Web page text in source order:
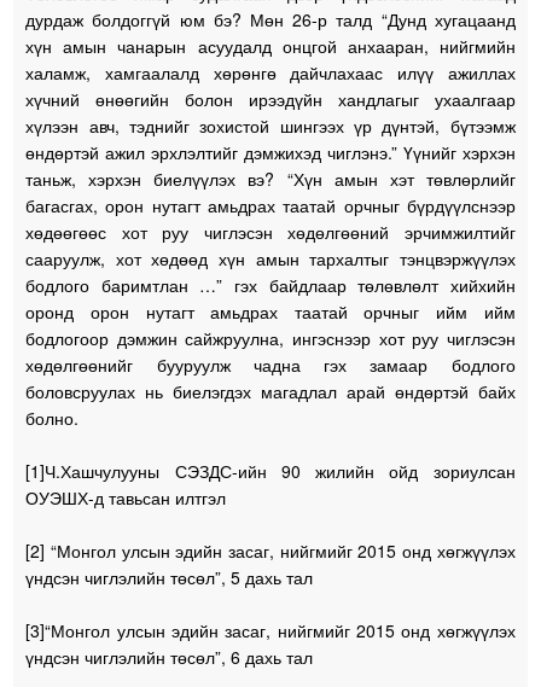
дурдаж болдоггүй юм бэ? Мөн 26-р талд “Дунд хугацаанд
хүн амын чанарын асуудалд онцгой анхааран, нийгмийн
халамж, хамгаалалд хөрөнгө дайчлахаас илүү ажиллах
хүчний өнөөгийн болон ирээдүйн хандлагыг ухаалгаар
хүлээн авч, тэднийг зохистой шингээх үр дүнтэй, бүтээмж
өндөртэй ажил эрхлэлтийг дэмжихэд чиглэнэ.” Үүнийг хэрхэн
таньж, хэрхэн биелүүлэх вэ? “Хүн амын хэт төвлөрлийг
багасгах, орон нутагт амьдрах таатай орчныг бүрдүүлснээр
хөдөөгөөс хот руу чиглэсэн хөдөлгөөний эрчимжилтийг
сааруулж, хот хөдөөд хүн амын тархалтыг тэнцвэржүүлэх
бодлого баримтлан …” гэх байдлаар төлөвлөлт хийхийн
оронд орон нутагт амьдрах таатай орчныг ийм ийм
бодлогоор дэмжин сайжруулна, ингэснээр хот руу чиглэсэн
хөдөлгөөнийг бууруулж чадна гэх замаар бодлого
боловсруулах нь биелэгдэх магадлал арай өндөртэй байх
болно.
[1]Ч.Хашчулууны СЭЗДС-ийн 90 жилийн ойд зориулсан
ОУЭШХ-д тавьсан илтгэл
[2] “Монгол улсын эдийн засаг, нийгмийг 2015 онд хөгжүүлэх
үндсэн чиглэлийн төсөл”, 5 дахь тал
[3]“Монгол улсын эдийн засаг, нийгмийг 2015 онд хөгжүүлэх
үндсэн чиглэлийн төсөл”, 6 дахь тал